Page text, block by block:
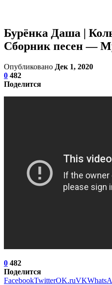
Бурёнка Даша |
Сборник песен —
Опубликовано Дек 1, 2020
0 482
Поделится
0 482
Поделится
FacebookTwitterOK.ruVK